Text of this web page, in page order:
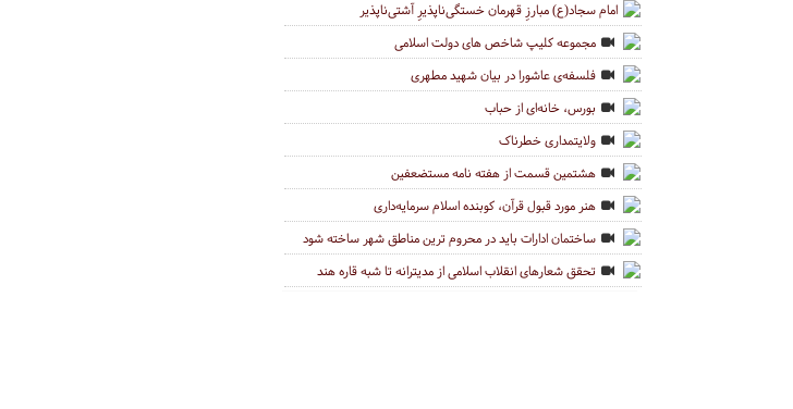
امام سجاد(ع) مبارزِ قهرمان خستگى‌ناپذیرِ آشتى‌ناپذیر
مجموعه کلیپ شاخص های دولت اسلامی
فلسفه‌ی عاشورا در بیان شهید مطهری
بورس، خانه‌ای از حباب
ولایتمداری خطرناک
هشتمین قسمت از هفته نامه مستضعفین
هنر مورد قبول قرآن، کوبنده اسلام سرمایه‌داری
ساختمان ادارات باید در محروم ترین مناطق شهر ساخته شود
تحقق شعارهای انقلاب اسلامی از مدیترانه تا شبه قاره هند